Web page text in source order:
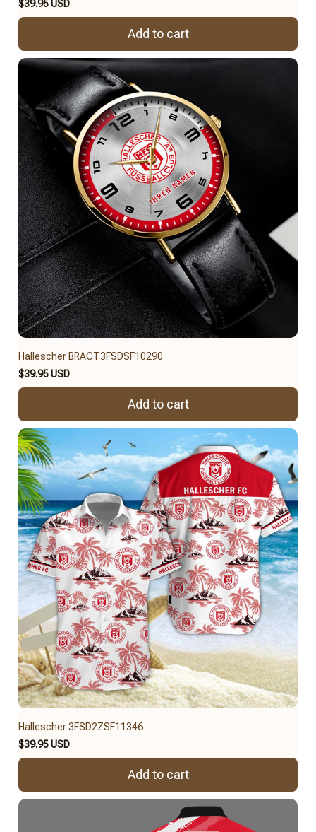
$39.95 USD
Add to cart
Hallescher BRACT3FSDSF10290
$39.95 USD
Add to cart
Hallescher 3FSD2ZSF11346
$39.95 USD
Add to cart